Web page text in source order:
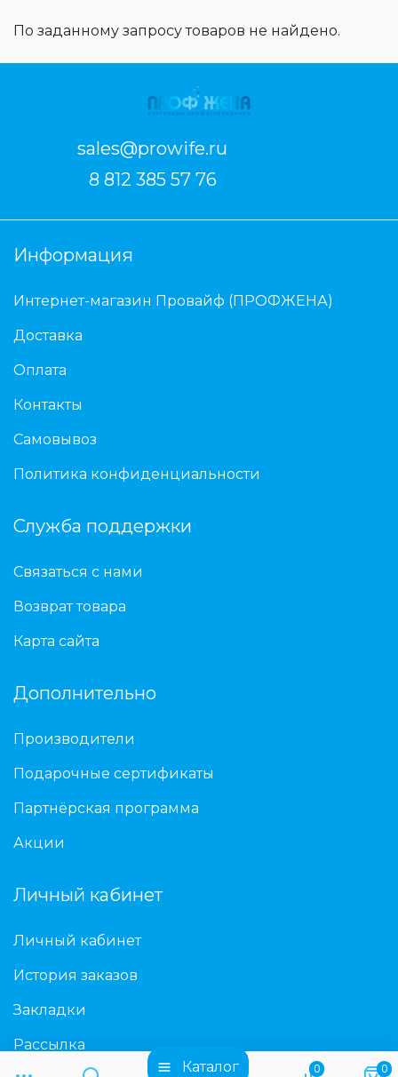
Каталог 0 0
По заданному запросу товаров не найдено.
sales@prowife.ru
8 812 385 57 76
Информация
Интернет-магазин Провайф (ПРОФЖЕНА)
Доставка
Оплата
Контакты
Самовывоз
Политика конфиденциальности
Служба поддержки
Связаться с нами
Возврат товара
Карта сайта
Дополнительно
Производители
Подарочные сертификаты
Партнёрская программа
Акции
Личный кабинет
Личный кабинет
История заказов
Закладки
Рассылка